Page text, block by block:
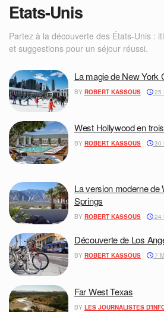
Etats-Unis
Partez à la découverte des États-Unis :
et suggestions pour un séjour réussi.
La magie de New York
BY ROBERT KASSOUS 25
West Hollywood en
BY ROBERT KASSOUS 30
La version moderne
Springs
BY ROBERT KASSOUS 24
Découverte de Los
BY ROBERT KASSOUS 7
Far West Texas
BY LES JOURNALISTES